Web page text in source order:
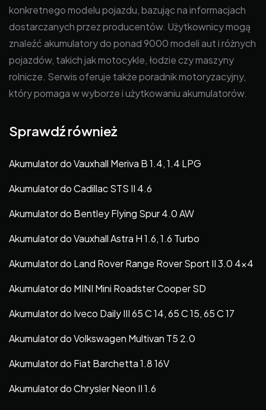
konkretnego modelu pojazdu, bazując na informacjach
dostarczanych przez producentów. Użytkownicy mogą
znaleźć akumulatory do ponad 9000 modeli aut i różnych
pojazdów, takich jak motocykle, łodzie czy maszyny
rolnicze. Serwis oferuje także poradnik motoryzacyjny,
który pomaga w wyborze i użytkowaniu akumulatorów.
Sprawdź również
Akumulator do Vauxhall Meriva B 1.4, 1.4 LPG
Akumulator do Cadillac STS II 4.6
Akumulator do Bentley Flying Spur 4.0 AW
Akumulator do Vauxhall Astra H 1.6, 1.6 Turbo
Akumulator do Land Rover Range Rover Sport II 3.0 4×4
Akumulator do MINI Mini Roadster Cooper SD
Akumulator do Iveco Daily III 65 C 14, 65 C 15, 65 C 17
Akumulator do Volkswagen Multivan T5 2.0
Akumulator do Fiat Barchetta 1.8 16V
Akumulator do Chrysler Neon II 1.6